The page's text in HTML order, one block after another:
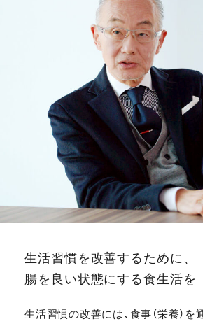
生活習慣を改善するために、
腸を良い状態にする食生活を
生活習慣の改善には、食事（栄養）を